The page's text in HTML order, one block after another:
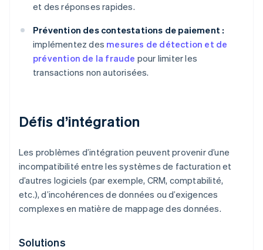
et des réponses rapides.
Prévention des contestations de paiement :
implémentez des mesures de détection et de
prévention de la fraude pour limiter les
transactions non autorisées.
Défis d’intégration
Les problèmes d’intégration peuvent provenir d’une
incompatibilité entre les systèmes de facturation et
d’autres logiciels (par exemple, CRM, comptabilité,
etc.), d’incohérences de données ou d’exigences
complexes en matière de mappage des données.
Solutions